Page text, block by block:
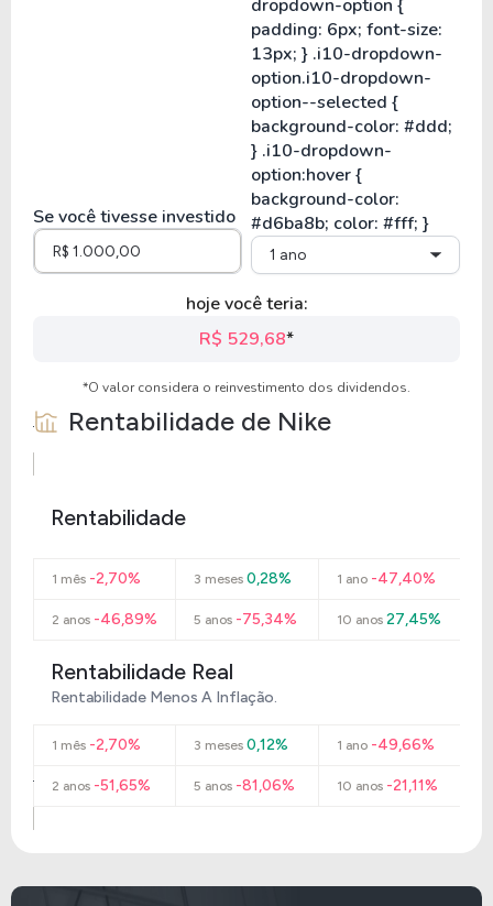
Se você tivesse investido
1 ano
hoje você teria:
R$ 529,68*
*O valor considera o reinvestimento dos dividendos.
Rentabilidade de Nike
Rentabilidade
1 mês -2,70% 3 meses 0,28% 1 ano-47,40%
2 anos -46,89% 5 anos -75,34% 10 anos27,45%
Rentabilidade Real
Rentabilidade Menos A Inflação.
1 mês -2,70% 3 meses 0,12% 1 ano-49,66%
2 anos -51,65% 5 anos -81,06% 10 anos-21,11%